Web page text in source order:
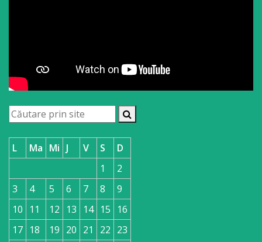
L Ma Mi J V S
D
1
2
3
4 5 6 7 8
9
10
11 12 13 14 15
16
17 18 19 20 21 22 23